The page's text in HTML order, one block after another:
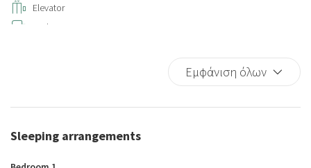
Elevator
Bed Linen
Kitchen Oven
Refrigerator
Wi-Fi
Εμφάνιση όλων
Sleeping arrangements